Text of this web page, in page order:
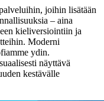
joihin lisätään
– aina
kieliversiointiin ja
Moderni
ydin.
näyttävä
kestävälle